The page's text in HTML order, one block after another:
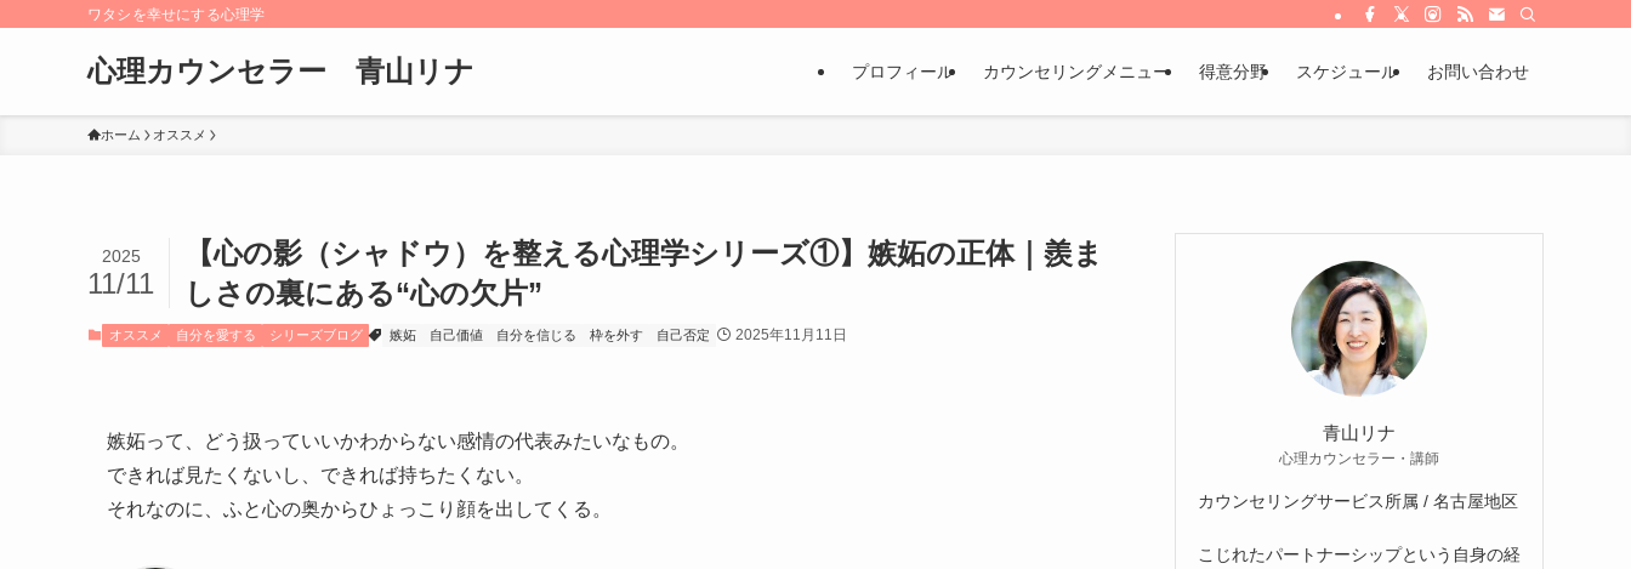
ワタシを幸せにする心理学
心理カウンセラー 青山リナ プロフィール カウンセリングメニュー 得意分野 スケジュール お問い合わせ
ホーム オススメ
【心の影（シャドウ）を整える心理学シリーズ①】嫉妬の正体｜羨ま
しさの裏にある“心の欠片”
2025
11/11
オススメ 自分を愛する シリーズブログ 嫉妬 自己価値 自分を信じる 枠を外す 自己否定 2025年11月11日
嫉妬って、どう扱っていいかわからない感情の代表みたいなもの。
できれば見たくないし、できれば持ちたくない。
それなのに、ふと心の奥からひょっこり顔を出してくる。
青山リナ
心理カウンセラー・講師
カウンセリングサービス所属 / 名古屋地区
こじれたパートナーシップという自身の経